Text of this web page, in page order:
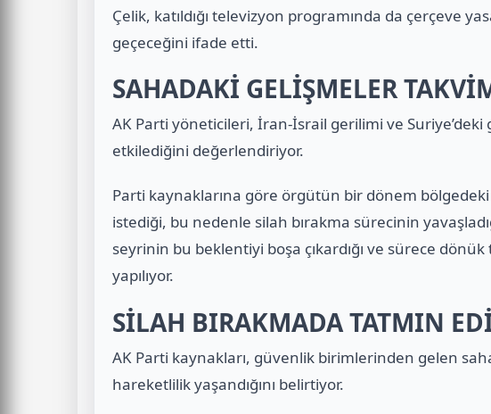
Çelik, katıldığı televizyon programında da çerçeve
geçeceğini ifade etti.
SAHADAKİ GELİŞMELER
AK Parti yöneticileri, İran-İsrail gerilimi ve
etkilediğini değerlendiriyor.
Parti kaynaklarına göre örgütün bir dönem
istediği, bu nedenle silah bırakma sürecinin
seyrinin bu beklentiyi boşa çıkardığı ve sürece
yapılıyor.
SİLAH BIRAKMADA TATMIN
AK Parti kaynakları, güvenlik birimlerinden gelen
hareketlilik yaşandığını belirtiyor.